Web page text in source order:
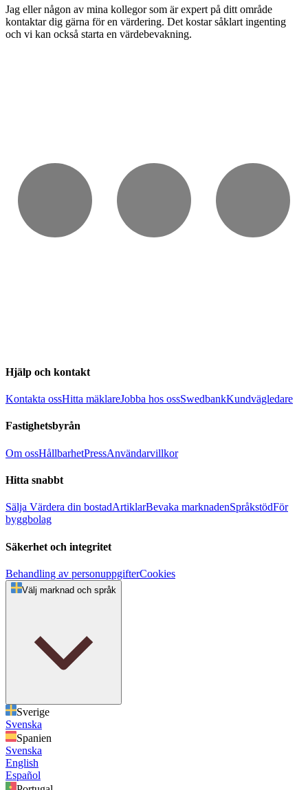
Jag eller någon av mina kollegor som är expert på ditt område
kontaktar dig gärna för en värdering. Det kostar såklart ingenting
och vi kan också starta en värdebevakning.
Hjälp och kontakt
Kontakta ossHitta mäklareJobba hos ossSwedbankKundvägledare
Fastighetsbyrån
Om ossHållbarhetPressAnvändarvillkor
Hitta snabbt
Sälja Värdera din bostadArtiklarBevaka marknadenSpråkstödFör
byggbolag
Säkerhet och integritet
Behandling av personuppgifterCookies
Välj marknad och språk
Sverige
Svenska
Spanien
Svenska
English
Español